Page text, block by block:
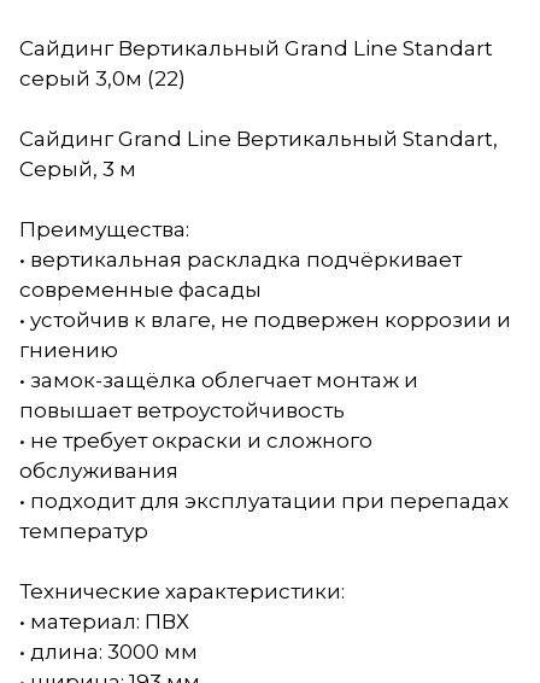
Сайдинг Вертикальный Grand Line Standart
серый 3,0м (22)
Сайдинг Grand Line Вертикальный Standart,
Серый, 3 м
Преимущества:
• вертикальная раскладка подчёркивает
современные фасады
• устойчив к влаге, не подвержен коррозии и
гниению
• замок-защёлка облегчает монтаж и
повышает ветроустойчивость
• не требует окраски и сложного
обслуживания
• подходит для эксплуатации при перепадах
температур
Технические характеристики:
• материал: ПВХ
• длина: 3000 мм